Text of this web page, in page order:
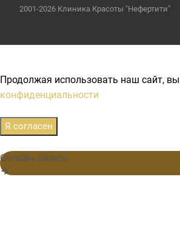
2001-2026 Клиника Красоты "Нефертити"
Продолжая использовать наш сайт, вы
конфиденциальности
Я согласен